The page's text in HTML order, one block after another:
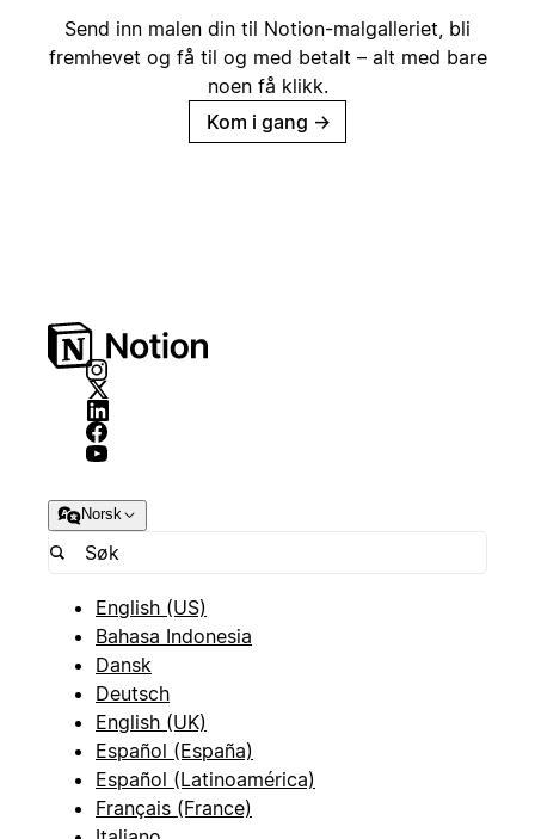
Send inn malen din til Notion-malgalleriet, bli
fremhevet og få til og med betalt – alt med bare
noen få klikk.
Kom i gang →
Norsk
English (US)
Bahasa Indonesia
Dansk
Deutsch
English (UK)
Español (España)
Español (Latinoamérica)
Français (France)